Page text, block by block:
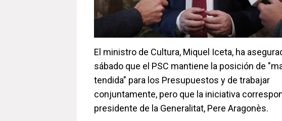
El ministro de Cultura, Miquel Iceta, ha
sábado que el PSC mantiene la posición de
tendida" para los Presupuestos y de trabajar
conjuntamente, pero que la iniciativa
presidente de la Generalitat, Pere Aragonès.